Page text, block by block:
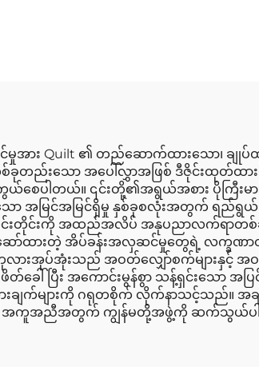
ား Quilt ၏ တည်ဆောက်ထားသော၊ ချုပ်
ခုတည်းသော အပေါ်လွှာအဖြစ် ဒီဇိုင်းထုတ်ထ
ါတယ်။ ၎င်းတို့၏အရွယ်အစား ပိုကြီးမားပြီ
သော အမြင်အမြင်ရှိမှု နှစ်ခုစလုံးအတွက် ရည်
းတိုင်းကို အထည်အလိပ် အနုပညာလက်ရာတစ်ခု
ော်ထားတဲ့ အိပ်ခန်းအလှဆင်မှုတွေရဲ့ လက္ခဏာ
းအုပ်အုံးသည် အဝတ်လျှော်စက်များနှင့် အ
ခေါ်ပြီး အကောင်းမွန်စွာ သန့်ရှင်းသော အ
ျက်များကို ဂရုတစိုက် လိုက်နာသင့်သည်။ အချိုး
က် အကူအညီအတွက် ကျွန်မတို့အဖွဲ့ကို ဆက်သွယ်ပါ